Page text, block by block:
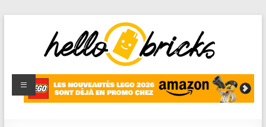
HelloBricks
Blog LEGO,
nouveaut�s